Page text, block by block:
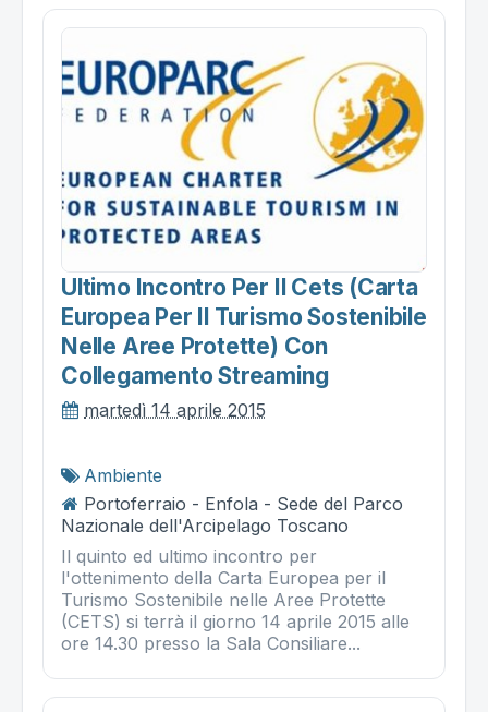
Ultimo Incontro Per Il Cets (carta
Europea Per Il Turismo Sostenibile
Nelle Aree Protette) Con
Collegamento Streaming
martedì 14 aprile 2015
Ambiente
Portoferraio - Enfola - Sede del Parco
Nazionale dell'Arcipelago Toscano
Il quinto ed ultimo incontro per
l'ottenimento della Carta Europea per il
Turismo Sostenibile nelle Aree Protette
(CETS) si terrà il giorno 14 aprile 2015 alle
ore 14.30 presso la Sala Consiliare...